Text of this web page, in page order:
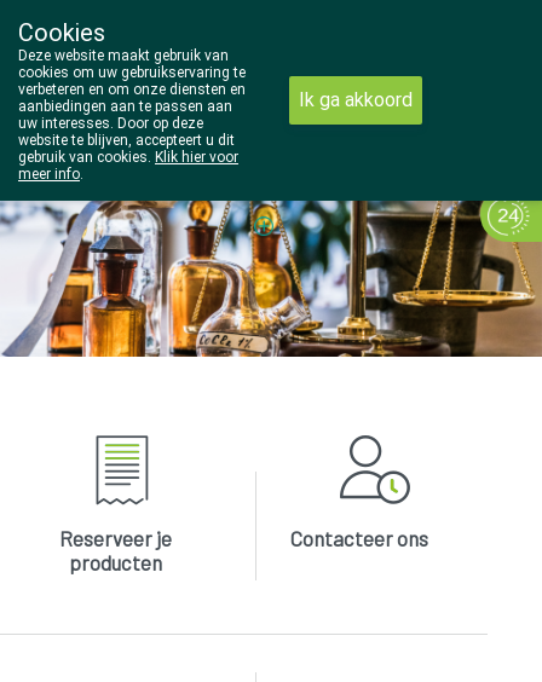
014/810298
Vandaag open tot 18u30
Reserveer je
producten
Contacteer ons
Cookies
Deze website maakt gebruik van
cookies om uw gebruikservaring te
verbeteren en om onze diensten en
aanbiedingen aan te passen aan
uw interesses. Door op deze
website te blijven, accepteert u dit
gebruik van cookies. Klik hier voor
meer info.
Ik ga akkoord